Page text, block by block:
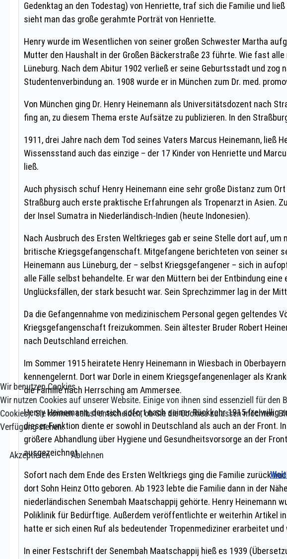
Wir benutzen Cookies
Wir nutzen Cookies auf unserer Website. Einige von ihnen sind essenziell für
Cookies). Sie können selbst entscheiden, ob Sie die Cookies zulassen möchten.
Verfügung stehen.
Akzeptieren
Ablehnen